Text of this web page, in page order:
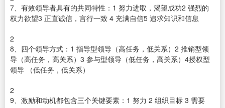
7、有效领导者具有的共同特性：1 努力进取，渴望成功2 强烈的
权力欲望3 正直诚信，言行一致 4 充满自信5 追求知识和信息
2
8、四个领导方式：1 指导型领导（高任务，低关系）2 推销型领
导（高任务，高关系）3 参与型领导（低任务，高关系）4授权型
领导 （低任务，低关系）
2
9、激励和动机都包含三个关键要素：1 努力 2 组织目标 3 需要